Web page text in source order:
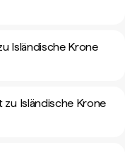
Isländische Krone
zu Isländische Krone